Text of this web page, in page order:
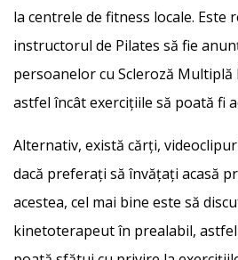
la centrele de fitness locale. Este
instructorul de Pilates să fie
persoanelor cu Scleroză
astfel încât exercițiile să poată fi
Alternativ, există cărți,
dacă preferați să învățați acasă
acestea, cel mai bine este să
kinetoterapeut în prealabil, astfel